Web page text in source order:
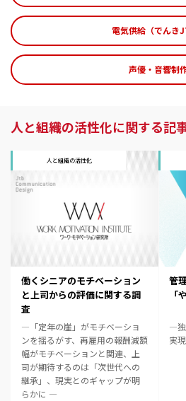
電気供給（でんき
声優・音響制
人と組織の活性化に関する記
人と組織の活性化
働くシニアのモチベーション
と上司からの評価に関する調
査
―「定年の崖」がモチベーショ
ンを揺るがす、再雇用の報酬減額
幅がモチベーションと関連、上
司が期待するのは「次世代への
継承」、現実とのギャップが明
らかに ―
管
「
―独
実